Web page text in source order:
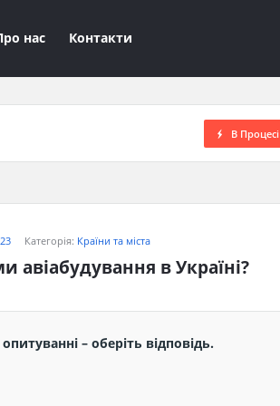
нас Контакти
В Процесі
Категорія: Країни та міста
авіабудування в Україні?
– оберіть відповідь.